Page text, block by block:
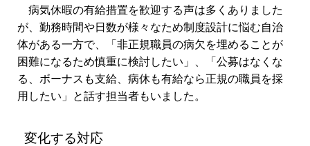
病気休暇の有給措置を歓迎する声は多くありました
が、勤務時間や日数が様々なため制度設計に悩む自治
体がある一方で、「非正規職員の病欠を埋めることが
困難になるため慎重に検討したい」、「公募はなくな
る、ボーナスも支給、病休も有給なら正規の職員を採
用したい」と話す担当者もいました。
変化する対応